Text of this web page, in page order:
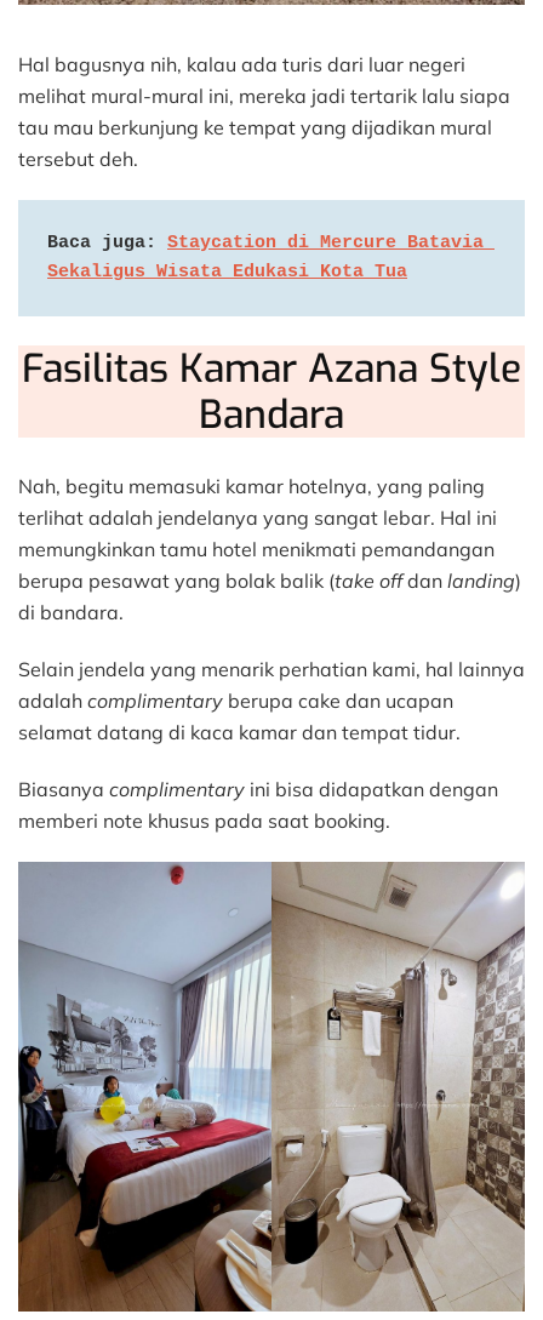
Hal bagusnya nih, kalau ada turis dari luar negeri
melihat mural-mural ini, mereka jadi tertarik lalu siapa
tau mau berkunjung ke tempat yang dijadikan mural
tersebut deh.
Baca juga: Staycation di Mercure Batavia
Sekaligus Wisata Edukasi Kota Tua
Fasilitas Kamar Azana Style
Bandara
Nah, begitu memasuki kamar hotelnya, yang paling
terlihat adalah jendelanya yang sangat lebar. Hal ini
memungkinkan tamu hotel menikmati pemandangan
berupa pesawat yang bolak balik (take offdan landing)
di bandara.
Selain jendela yang menarik perhatian kami, hal lainnya
adalah complimentary berupa cake dan ucapan
selamat datang di kaca kamar dan tempat tidur.
Biasanya complimentary ini bisa didapatkan dengan
memberi note khusus pada saat booking.